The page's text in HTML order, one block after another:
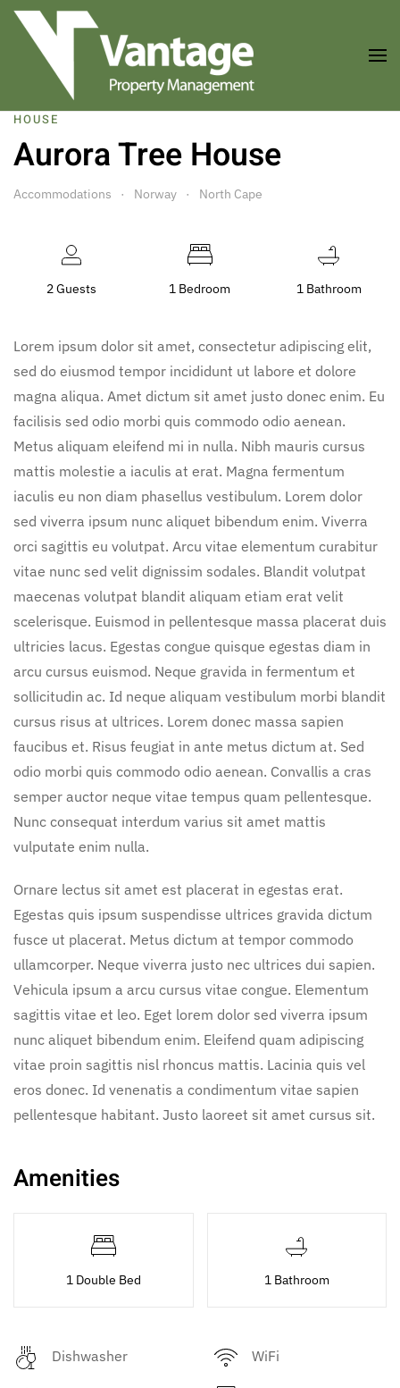
Skip to main content
HOUSE
Aurora Tree House
Accommodations Norway North Cape
2 Guests 1 Bedroom 1 Bathroom
Lorem ipsum dolor sit amet, consectetur adipiscing elit,
sed do eiusmod tempor incididunt ut labore et dolore
magna aliqua. Amet dictum sit amet justo donec enim. Eu
facilisis sed odio morbi quis commodo odio aenean.
Metus aliquam eleifend mi in nulla. Nibh mauris cursus
mattis molestie a iaculis at erat. Magna fermentum
iaculis eu non diam phasellus vestibulum. Lorem dolor
sed viverra ipsum nunc aliquet bibendum enim. Viverra
orci sagittis eu volutpat. Arcu vitae elementum curabitur
vitae nunc sed velit dignissim sodales. Blandit volutpat
maecenas volutpat blandit aliquam etiam erat velit
scelerisque. Euismod in pellentesque massa placerat duis
ultricies lacus. Egestas congue quisque egestas diam in
arcu cursus euismod. Neque gravida in fermentum et
sollicitudin ac. Id neque aliquam vestibulum morbi blandit
cursus risus at ultrices. Lorem donec massa sapien
faucibus et. Risus feugiat in ante metus dictum at. Sed
odio morbi quis commodo odio aenean. Convallis a cras
semper auctor neque vitae tempus quam pellentesque.
Nunc consequat interdum varius sit amet mattis
vulputate enim nulla.
Ornare lectus sit amet est placerat in egestas erat.
Egestas quis ipsum suspendisse ultrices gravida dictum
fusce ut placerat. Metus dictum at tempor commodo
ullamcorper. Neque viverra justo nec ultrices dui sapien.
Vehicula ipsum a arcu cursus vitae congue. Elementum
sagittis vitae et leo. Eget lorem dolor sed viverra ipsum
nunc aliquet bibendum enim. Eleifend quam adipiscing
vitae proin sagittis nisl rhoncus mattis. Lacinia quis vel
eros donec. Id venenatis a condimentum vitae sapien
pellentesque habitant. Justo laoreet sit amet cursus sit.
Amenities
1 Double Bed 1 Bathroom
Dishwasher WiFi